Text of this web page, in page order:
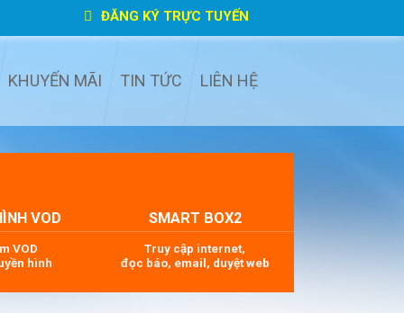
ĐĂNG KÝ TRỰC TUYẾN
KHUYẾN MÃI TIN TỨC LIÊN HỆ
VOD
VOD
hình
SMART BOX2
Truy cập internet,
đọc báo, email, duyệt web